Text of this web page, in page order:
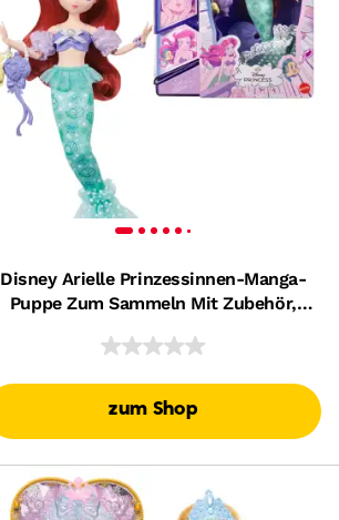
Disney Arielle Prinzessinnen-Manga-
Puppe Zum Sammeln Mit Zubehör,
zum Shop